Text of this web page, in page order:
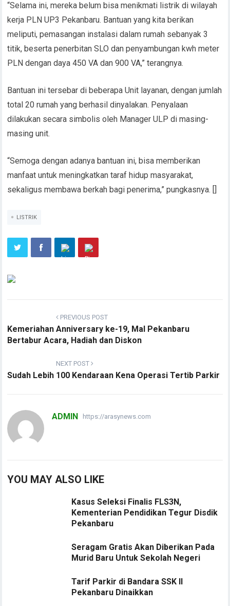
“Selama ini, mereka belum bisa menikmati listrik di wilayah
kerja PLN UP3 Pekanbaru. Bantuan yang kita berikan
meliputi, pemasangan instalasi dalam rumah sebanyak 3
titik, beserta penerbitan SLO dan penyambungan kwh meter
PLN dengan daya 450 VA dan 900 VA,” terangnya.
Bantuan ini tersebar di beberapa Unit layanan, dengan jumlah
total 20 rumah yang berhasil dinyalakan. Penyalaan
dilakukan secara simbolis oleh Manager ULP di masing-
masing unit.
“Semoga dengan adanya bantuan ini, bisa memberikan
manfaat untuk meningkatkan taraf hidup masyarakat,
sekaligus membawa berkah bagi penerima,” pungkasnya. []
LISTRIK
PREVIOUS POST
Kemeriahan Anniversary ke-19, Mal Pekanbaru
Bertabur Acara, Hadiah dan Diskon
NEXT POST
Sudah Lebih 100 Kendaraan Kena Operasi Tertib Parkir
ADMIN https://arasynews.com
YOU MAY ALSO LIKE
Kasus Seleksi Finalis FLS3N,
Kementerian Pendidikan Tegur Disdik
Pekanbaru
Seragam Gratis Akan Diberikan Pada
Murid Baru Untuk Sekolah Negeri
Tarif Parkir di Bandara SSK II
Pekanbaru Dinaikkan